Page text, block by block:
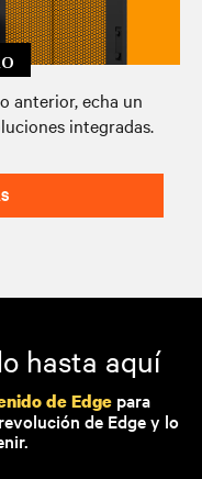
anterior, echa un
integradas.
hasta aquí
de Edge para
de Edge y lo